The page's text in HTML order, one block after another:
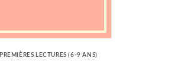
PREMIÈRES LECTURES (6-9 ANS)